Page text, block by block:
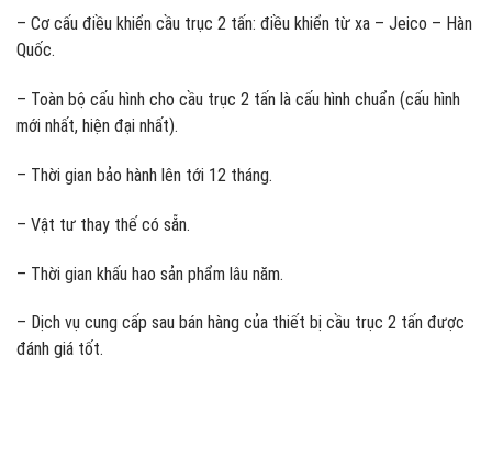
– Cơ cấu điều khiển cầu trục 2 tấn: điều khiển từ xa – Jeico – Hàn
Quốc.
– Toàn bộ cấu hình cho cầu trục 2 tấn là cấu hình chuẩn (cấu hình
mới nhất, hiện đại nhất).
– Thời gian bảo hành lên tới 12 tháng.
– Vật tư thay thế có sẵn.
– Thời gian khấu hao sản phẩm lâu năm.
– Dịch vụ cung cấp sau bán hàng của thiết bị cầu trục 2 tấn được
đánh giá tốt.